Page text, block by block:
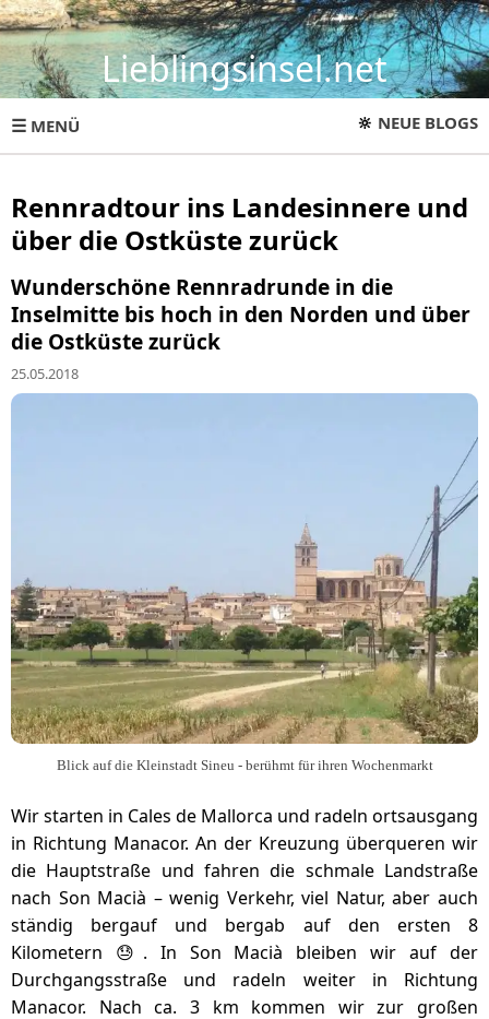
Lieblingsinsel.net
☰ MENÜ 🔆 NEUE BLOGS
Rennradtour ins Landesinnere und
über die Ostküste zurück
Wunderschöne Rennradrunde in die
Inselmitte bis hoch in den Norden und über
die Ostküste zurück
25.05.2018
Blick auf die Kleinstadt Sineu - berühmt für ihren Wochenmarkt
Wir starten in Cales de Mallorca und radeln ortsausgang
in Richtung Manacor. An der Kreuzung überqueren wir
die Hauptstraße und fahren die schmale Landstraße
nach Son Macià – wenig Verkehr, viel Natur, aber auch
ständig bergauf und bergab auf den ersten 8
Kilometern 😓. In Son Macià bleiben wir auf der
Durchgangsstraße und radeln weiter in Richtung
Manacor. Nach ca. 3 km kommen wir zur großen